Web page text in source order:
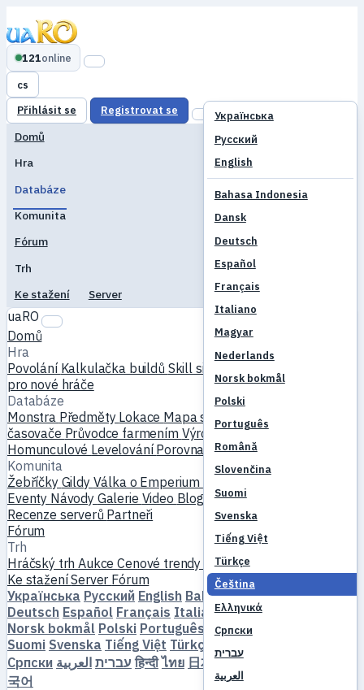
121online
cs
Українська
Русский
English
Bahasa Indonesia
Dansk
Deutsch
Español
Français
Italiano
Magyar
Nederlands
Norsk bokmål
Polski
Português
Română
Slovenčina
Suomi
Svenska
Tiếng Việt
Türkçe
Čeština
Ελληνικά
Српски
עברית
العربية
Přihlásit se Registrovat se
Domů
Hra
Databáze
Komunita
Fórum
Trh
Ke stažení
Server
uaRO
Domů
Hra
Povolání Kalkulačka buildů Skill simulátor
pro nové hráče
Databáze
Monstra Předměty Lokace Mapa světaDatabáze skillů
časovače Průvodce farmením Výroba a kování
Homunculové Levelování Porovnat Mechaniky
Komunita
Žebříčky Gildy Válka o Emperium
Eventy Návody Galerie Video Blogy Kluby
Recenze serverů Partneři
Fórum
Trh
Hráčský trhAukceCenové trendy
Ekonomika
Ke staženíServer Fórum
Українська Русский English Bahasa Indonesia Dansk
Deutsch Español Français Italiano Magyar
Norsk bokmål Polski Português Română
Suomi Svenska Tiếng Việt Türkçe
Српски
עברית العربية हिन्दी ไทย 日本語 简体中文
국어